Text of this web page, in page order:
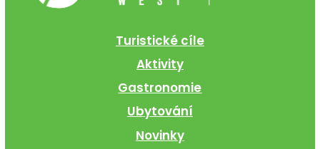
Turistické cíle
Aktivity
Gastronomie
Ubytování
Novinky